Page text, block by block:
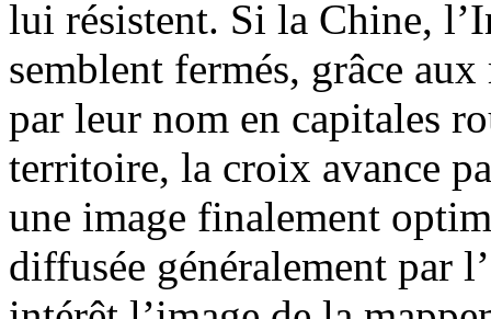
lui résistent. Si la Chine,
semblent fermés, grâce
par leur nom en capitales
territoire, la croix avance
une image finalement
diffusée généralement par